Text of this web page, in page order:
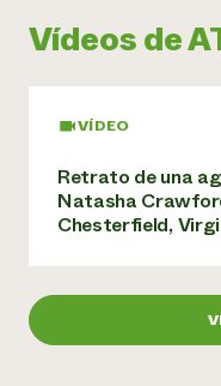
Vídeos de
VÍDEO
Retrato de una
Natasha
Chesterfield,